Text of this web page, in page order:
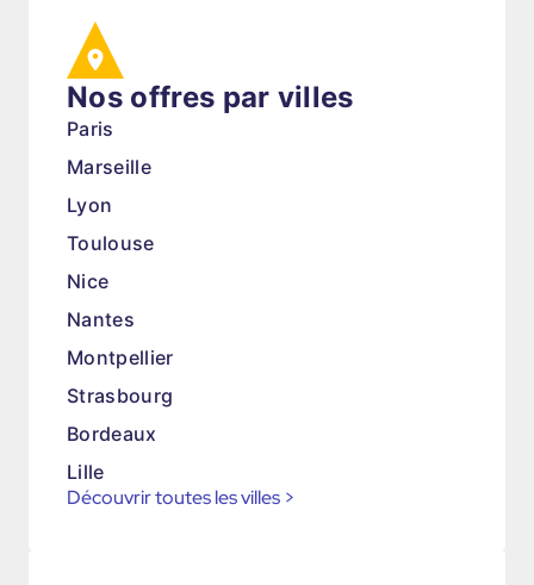
Nos offres par villes
Paris
Marseille
Lyon
Toulouse
Nice
Nantes
Montpellier
Strasbourg
Bordeaux
Lille
Découvrir toutes les villes >